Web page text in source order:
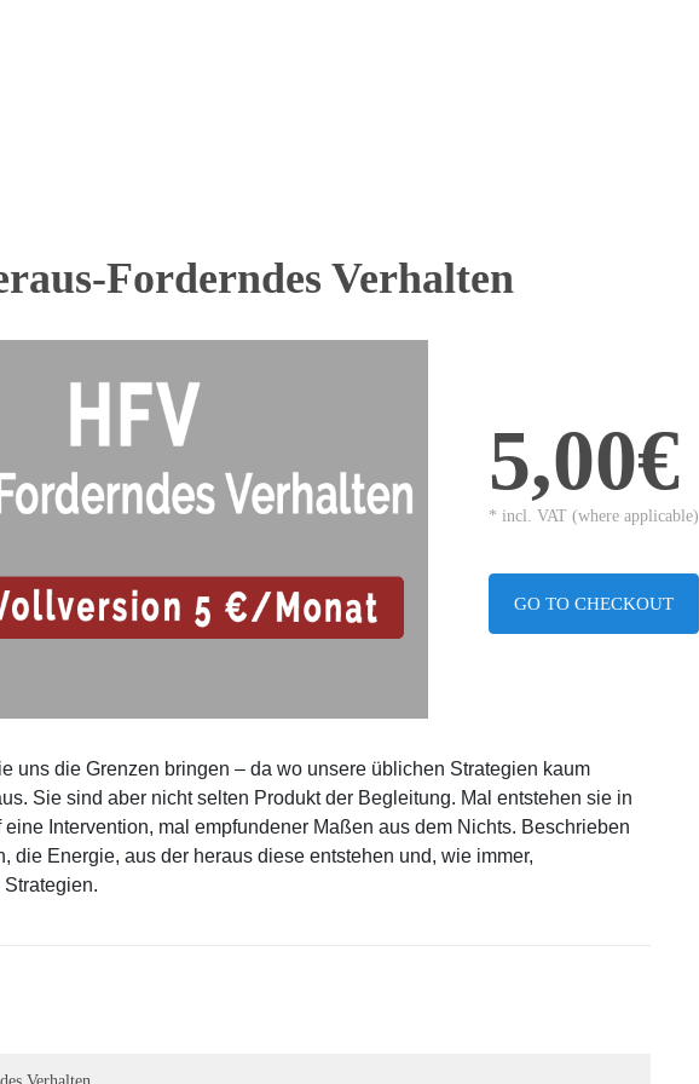
Forderndes Verhalten
5,00€
* incl. VAT (where applicable)
GO TO CHECKOUT
uns die Grenzen bringen – da wo unsere üblichen Strategien kaum
Sie sind aber nicht selten Produkt der Begleitung. Mal entstehen sie in
Intervention, mal empfundener Maßen aus dem Nichts. Beschrieben
die Energie, aus der heraus diese entstehen und, wie immer,